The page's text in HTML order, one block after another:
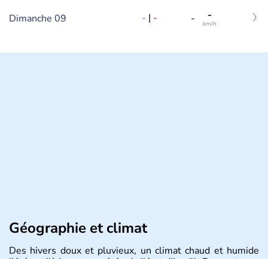
Dimanche 09 - | - - -
km/h
Géographie et climat
Des hivers doux et pluvieux, un climat chaud et humide